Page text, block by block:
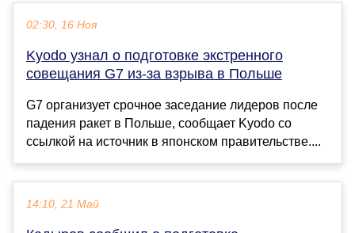
02:30, 16 Ноя
Kyodo узнал о подготовке экстренного
совещания G7 из-за взрыва в Польше
G7 организует срочное заседание лидеров после
падения ракет в Польше, сообщает Kyodo со
ссылкой на источник в японском правительстве....
14:10, 21 Май